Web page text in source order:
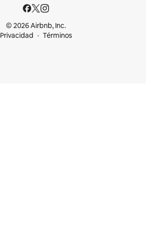
© 2026 Airbnb, Inc.
Privacidad
Términos